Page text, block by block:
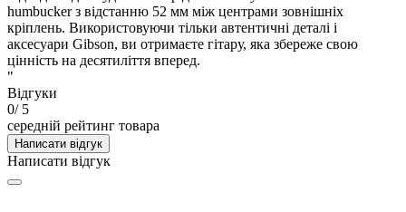
humbucker з відстанню 52 мм між центрами зовнішніх
кріплень. Використовуючи тільки автентичні деталі і
аксесуари Gibson, ви отримаєте гітару, яка збереже свою
цінність на десятиліття вперед.
"
Відгуки
0/ 5
середній рейтинг товара
Написати відгук
Написати відгук